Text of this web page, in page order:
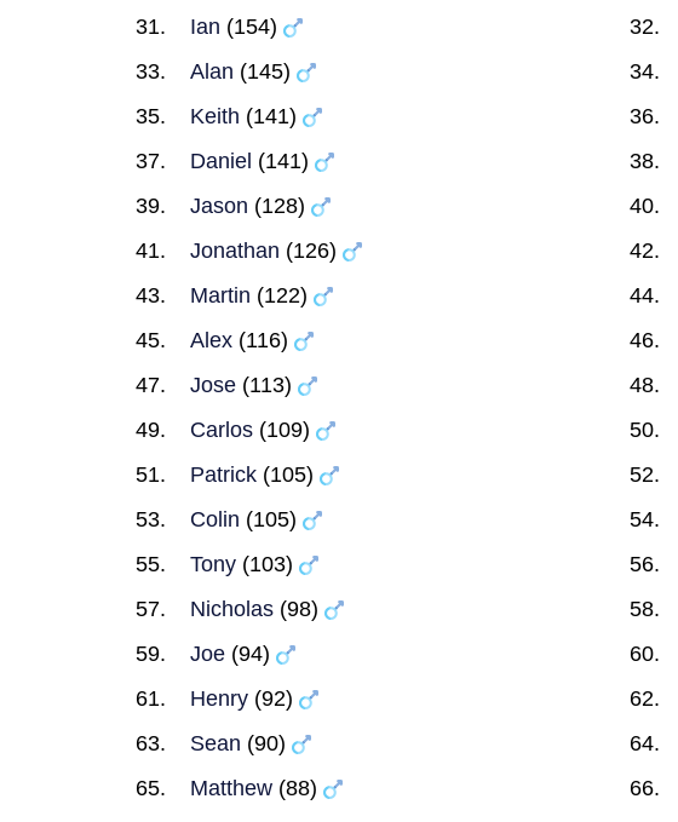
Ian (154)
Alan (145)
Keith (141)
Daniel (141)
Jason (128)
Jonathan (126)
Martin (122)
Alex (116)
Jose (113)
Carlos (109)
Patrick (105)
Colin (105)
Tony (103)
Nicholas (98)
Joe (94)
Henry (92)
Sean (90)
Matthew (88)